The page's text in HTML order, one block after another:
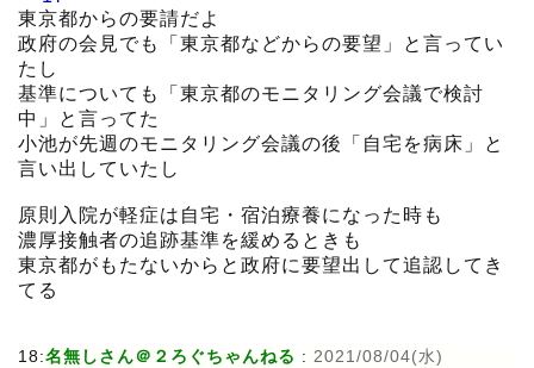
東京都からの要請だよ
政府の会見でも「東京都などからの要望」と言ってい
たし
基準についても「東京都のモニタリング会議で検討
中」と言ってた
小池が先週のモニタリング会議の後「自宅を病床」と
言い出していたし
原則入院が軽症は自宅・宿泊療養になった時も
濃厚接触者の追跡基準を緩めるときも
東京都がもたないからと政府に要望出して追認してき
てる
18:名無しさん＠２ろぐちゃんねる : 2021/08/04(水)